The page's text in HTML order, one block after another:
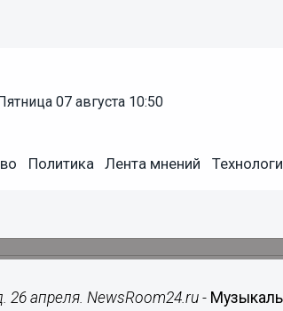
пятница 07 августа 10:50
Политика Лента мнений
салон «Романса
театре
апреля. NewsRoom24.ru -